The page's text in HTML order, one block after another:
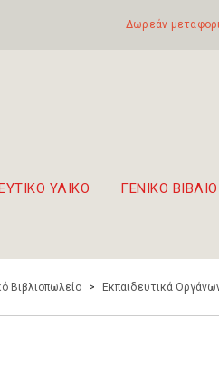
Δωρεάν
ΥΛΙΚΟ ΓΕΝΙΚΟ
Βιβλιοπωλείο > Εκπαιδευτικά